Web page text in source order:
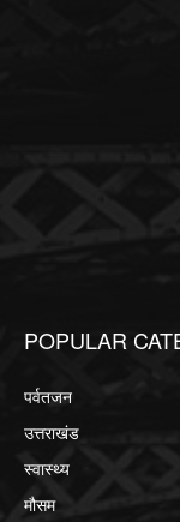
POPULAR
पर्वतजन
उत्तराखंड
स्वास्थ्य
मौसम